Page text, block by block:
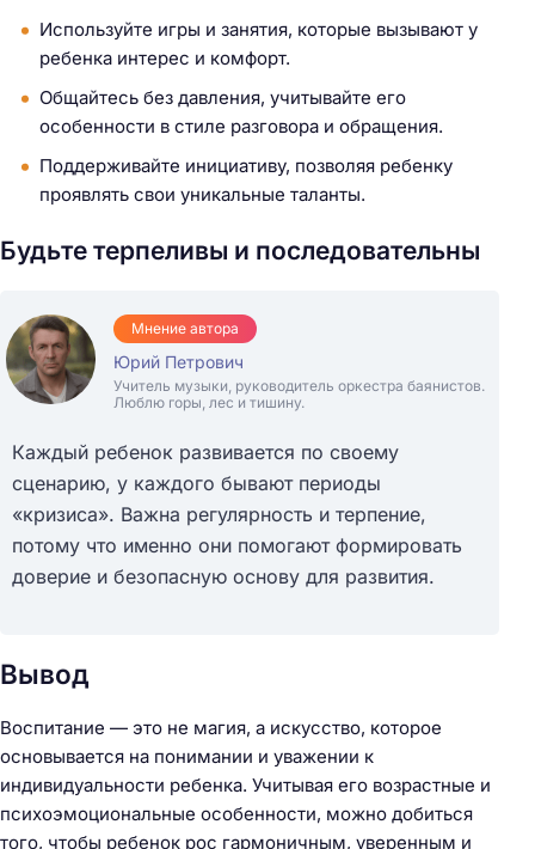
Используйте игры и занятия, которые вызывают у
ребенка интерес и комфорт.
Общайтесь без давления, учитывайте его
особенности в стиле разговора и обращения.
Поддерживайте инициативу, позволяя ребенку
проявлять свои уникальные таланты.
Будьте терпеливы и последовательны
Мнение автора
Юрий Петрович
Учитель музыки, руководитель оркестра баянистов.
Люблю горы, лес и тишину.
Каждый ребенок развивается по своему
сценарию, у каждого бывают периоды
«кризиса». Важна регулярность и терпение,
потому что именно они помогают формировать
доверие и безопасную основу для развития.
Вывод
Воспитание — это не магия, а искусство, которое
основывается на понимании и уважении к
индивидуальности ребенка. Учитывая его возрастные и
психоэмоциональные особенности, можно добиться
того, чтобы ребенок рос гармоничным, уверенным и